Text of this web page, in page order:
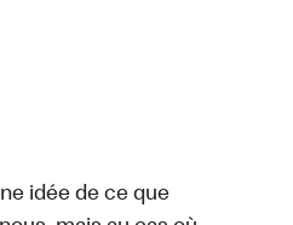
idée de ce que